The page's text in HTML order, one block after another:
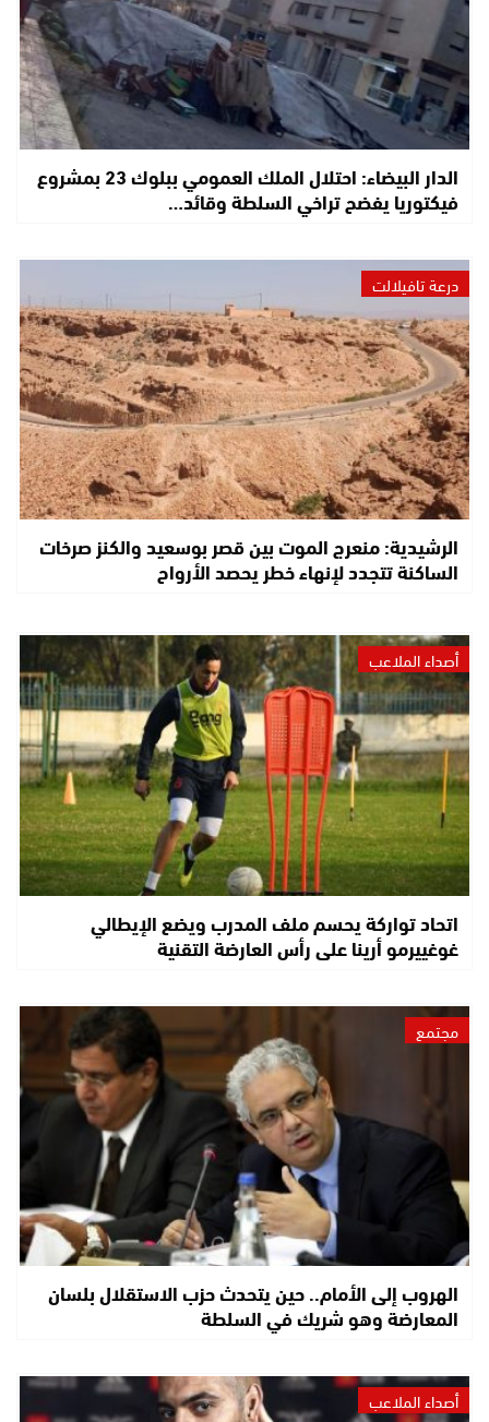
الدار البيضاء: احتلال الملك العمومي ببلوك 23 بمشروع
فيكتوريا يفضح تراخي السلطة وقائد…
درعة تافيلالت
الرشيدية: منعرج الموت بين قصر بوسعيد والكنز صرخات
الساكنة تتجدد لإنهاء خطر يحصد الأرواح
أصداء الملاعب
اتحاد تواركة يحسم ملف المدرب ويضع الإيطالي
غوغييرمو أرينا على رأس العارضة التقنية
مجتمع
الهروب إلى الأمام.. حين يتحدث حزب الاستقلال بلسان
المعارضة وهو شريك في السلطة
أصداء الملاعب